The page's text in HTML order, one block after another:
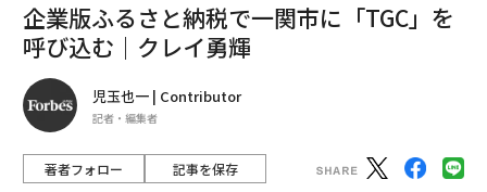
企業版ふるさと納税で一関市に「TGC」を
呼び込む｜クレイ勇輝
児玉也一 | Contributor
記者・編集者
著者フォロー 記事を保存